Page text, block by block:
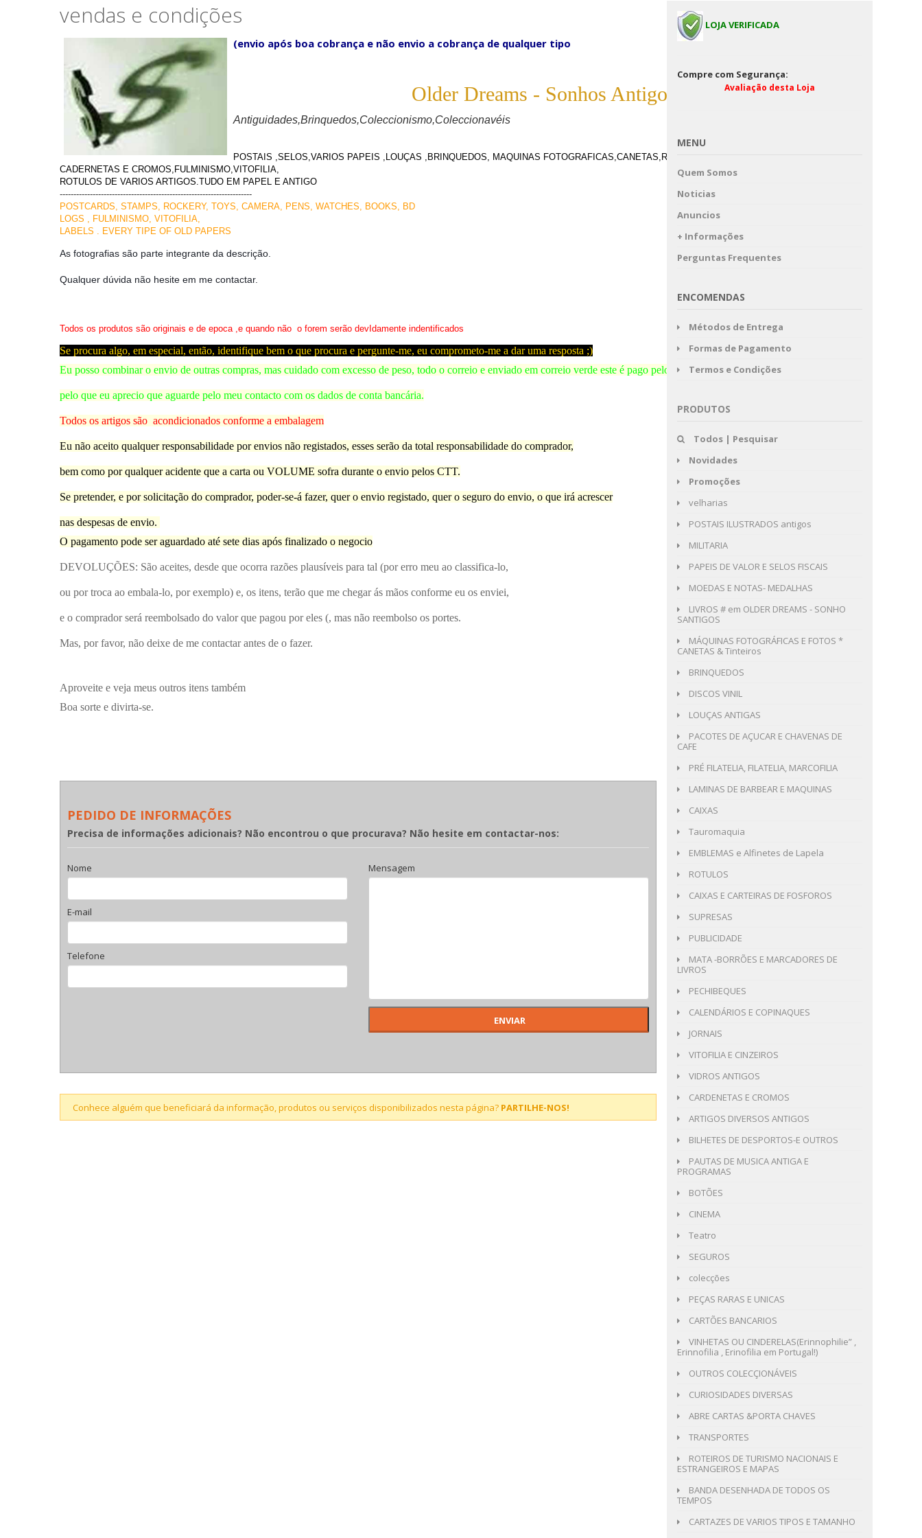
vendas e condições
(envio após boa cobrança e não envio a cobrança de qualquer tipo
Older Dreams - Sonhos Antigos
Antiguidades,Brinquedos,Coleccionismo,Coleccionavéis
POSTAIS ,SELOS,VARIOS PAPEIS ,LOUÇAS ,BRINQUEDOS, MAQUINAS FOTOGRAFICAS,CANETAS,RELOGIOS,LIVROS,B.D.
CADERNETAS E CROMOS,FULMINISMO,VITOFILIA,
ROTULOS DE VARIOS ARTIGOS.TUDO EM PAPEL E ANTIGO
----------------------------------------------------------------------
POSTCARDS, STAMPS, ROCKERY, TOYS, CAMERA, PENS, WATCHES, BOOKS, BD
LOGS , FULMINISMO, VITOFILIA,
LABELS . EVERY TIPE OF OLD PAPERS
As fotografias são parte integrante da descrição.
Qualquer dúvida não hesite em me contactar.
Todos os produtos são originais e de epoca ,e quando não o forem serão devIdamente indentificados
Se procura algo, em especial, então, identifique bem o que procura e pergunte-me, eu comprometo-me a dar uma resposta ;)
Eu posso combinar o envio de outras compras, mas cuidado com excesso de peso, todo o correio e enviado em correio verde este é pago pelo comprador,
pelo que eu aprecio que aguarde pelo meu contacto com os dados de conta bancária.
Todos os artigos são acondicionados conforme a embalagem
Eu não aceito qualquer responsabilidade por envios não registados, esses serão da total responsabilidade do comprador,
bem como por qualquer acidente que a carta ou VOLUME sofra durante o envio pelos CTT.
Se pretender, e por solicitação do comprador, poder-se-á fazer, quer o envio registado, quer o seguro do envio, o que irá acrescer
nas despesas de envio.
O pagamento pode ser aguardado até sete dias após finalizado o negocio
DEVOLUÇÕES: São aceites, desde que ocorra razões plausíveis para tal (por erro meu ao classifica-lo,
ou por troca ao embala-lo, por exemplo) e, os itens, terão que me chegar ás mãos conforme eu os enviei,
e o comprador será reembolsado do valor que pagou por eles (, mas não reembolso os portes.
Mas, por favor, não deixe de me contactar antes de o fazer.
Aproveite e veja meus outros itens também
Boa sorte e divirta-se.
PEDIDO DE INFORMAÇÕES
Precisa de informações adicionais? Não encontrou o que procurava? Não hesite em contactar-nos:
Nome
E-mail
Telefone
Mensagem
Conhece alguém que beneficiará da informação, produtos ou serviços disponibilizados nesta página? PARTILHE-NOS!
LOJA VERIFICADA
Compre com Segurança:
Avaliação desta Loja
MENU
Quem Somos
Noticias
Anuncios
+ Informações
Perguntas Frequentes
ENCOMENDAS
Métodos de Entrega
Formas de Pagamento
Termos e Condições
PRODUTOS
Todos | Pesquisar
Novidades
Promoções
velharias
POSTAIS ILUSTRADOS antigos
MILITARIA
PAPEIS DE VALOR E SELOS FISCAIS
MOEDAS E NOTAS- MEDALHAS
LIVROS # em OLDER DREAMS - SONHO
SANTIGOS
MÁQUINAS FOTOGRÁFICAS E FOTOS *
CANETAS & Tinteiros
BRINQUEDOS
DISCOS VINIL
LOUÇAS ANTIGAS
PACOTES DE AÇUCAR E CHAVENAS DE
CAFE
PRÉ FILATELIA, FILATELIA, MARCOFILIA
LAMINAS DE BARBEAR E MAQUINAS
CAIXAS
Tauromaquia
EMBLEMAS e Alfinetes de Lapela
ROTULOS
CAIXAS E CARTEIRAS DE FOSFOROS
SUPRESAS
PUBLICIDADE
MATA -BORRÕES E MARCADORES DE
LIVROS
PECHIBEQUES
CALENDÁRIOS E COPINAQUES
JORNAIS
VITOFILIA E CINZEIROS
VIDROS ANTIGOS
CARDENETAS E CROMOS
ARTIGOS DIVERSOS ANTIGOS
BILHETES DE DESPORTOS-E OUTROS
PAUTAS DE MUSICA ANTIGA E
PROGRAMAS
BOTÕES
CINEMA
Teatro
SEGUROS
colecções
PEÇAS RARAS E UNICAS
CARTÕES BANCARIOS
VINHETAS OU CINDERELAS(Erinnophilie” ,
Erinnofilia , Erinofilia em Portugal!)
OUTROS COLECÇIONÁVEIS
CURIOSIDADES DIVERSAS
ABRE CARTAS &PORTA CHAVES
TRANSPORTES
ROTEIROS DE TURISMO NACIONAIS E
ESTRANGEIROS E MAPAS
BANDA DESENHADA DE TODOS OS
TEMPOS
CARTAZES DE VARIOS TIPOS E TAMANHO